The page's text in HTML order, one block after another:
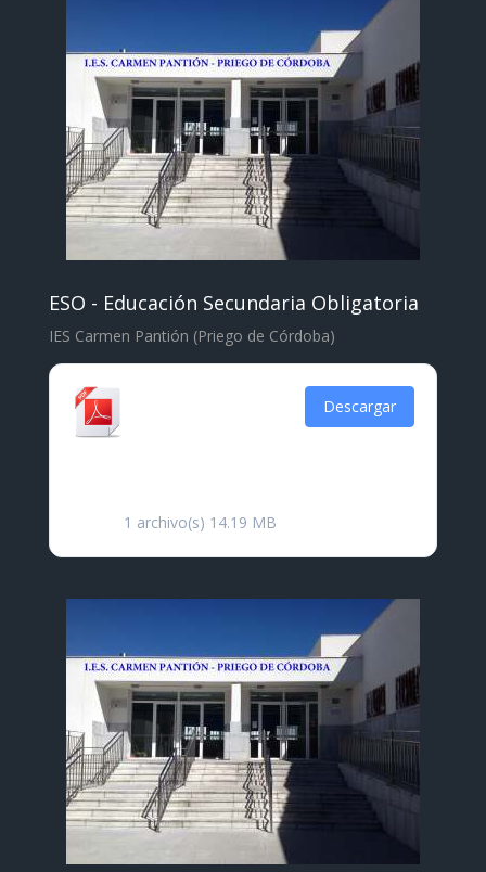
ESO - Educación Secundaria Obligatoria
IES Carmen Pantión (Priego de Córdoba)
1 archivo(s) 14.19 MB
Descargar